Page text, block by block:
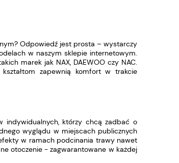
Odpowiedź jest prosta – wystarczy
w naszym sklepie internetowym.
marek jak NAX, DAEWOO czy NAC.
zapewnią komfort w trakcie
indywidualnych, którzy chcą zadbać o
wyglądu w miejscach publicznych
w ramach podcinania trawy nawet
otoczenie - zagwarantowane w każdej